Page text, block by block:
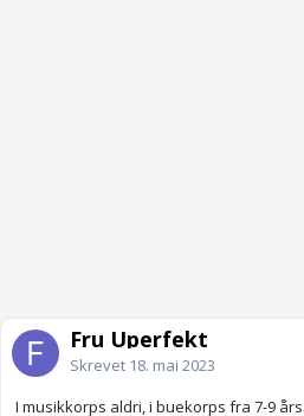
Fru Uperfekt
Skrevet 18. mai 2023
I musikkorps aldri, i buekorps fra 7-9